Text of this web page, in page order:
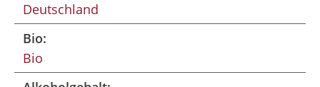
Deutschland
Bio:
Bio